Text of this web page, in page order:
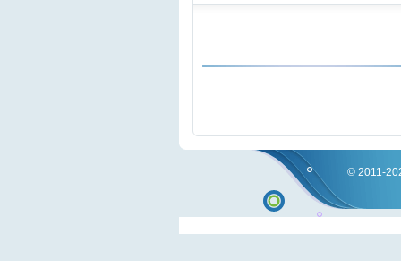
© 2011-